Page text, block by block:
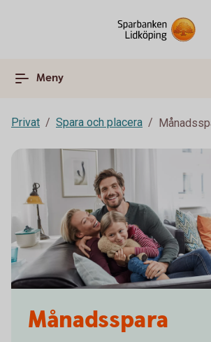
Meny
Privat Spara och placera
Månadsspara